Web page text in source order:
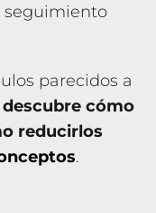
seguimiento
parecidos a
cómo
reducirlos
.